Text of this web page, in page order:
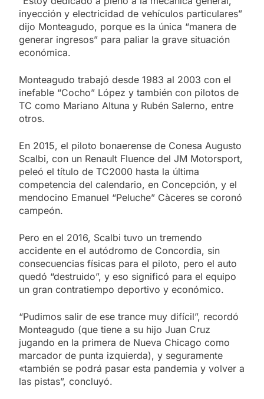
inyección y electricidad de vehículos particulares”
dijo Monteagudo, porque es la única “manera de
generar ingresos” para paliar la grave situación
económica.
Monteagudo trabajó desde 1983 al 2003 con el
inefable “Cocho” López y también con pilotos de
TC como Mariano Altuna y Rubén Salerno, entre
otros.
En 2015, el piloto bonaerense de Conesa Augusto
Scalbi, con un Renault Fluence del JM Motorsport,
peleó el título de TC2000 hasta la última
competencia del calendario, en Concepción, y el
mendocino Emanuel “Peluche” Càceres se coronó
campeón.
Pero en el 2016, Scalbi tuvo un tremendo
accidente en el autódromo de Concordia, sin
consecuencias físicas para el piloto, pero el auto
quedó “destruido”, y eso significó para el equipo
un gran contratiempo deportivo y económico.
“Pudimos salir de ese trance muy difícil”, recordó
Monteagudo (que tiene a su hijo Juan Cruz
jugando en la primera de Nueva Chicago como
marcador de punta izquierda), y seguramente
«también se podrá pasar esta pandemia y volver a
las pistas”, concluyó.